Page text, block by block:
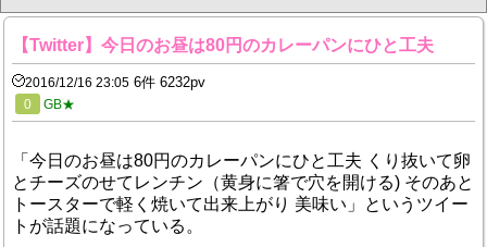
【Twitter】今日のお昼は80円のカレーパンにひと工夫
2016/12/16 23:05 6件 6232pv
0 GB★
「今日のお昼は80円のカレーパンにひと工夫 くり抜いて卵
とチーズのせてレンチン（黄身に箸で穴を開ける) そのあと
トースターで軽く焼いて出来上がり 美味い」というツイー
トが話題になっている。